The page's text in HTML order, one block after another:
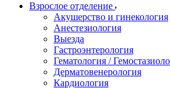
Взрослое отделение
Акушерство и гинекология
Анестезиология
Выезда
Гастроэнтерология
Гематология /
Дерматовенерология
Кардиология